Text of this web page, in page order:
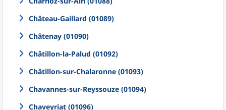
Château-Gaillard (01089)
Châtenay (01090)
Châtillon-la-Palud (01092)
Châtillon-sur-Chalaronne (01093)
Chavannes-sur-Reyssouze (01094)
Chaveyriat (01096)